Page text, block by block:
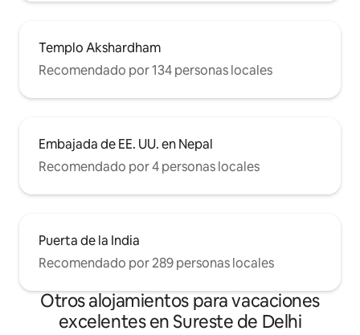
Templo Akshardham
Recomendado por 134 personas locales
Embajada de EE. UU. en Nepal
Recomendado por 4 personas locales
Puerta de la India
Recomendado por 289 personas locales
Otros alojamientos para vacaciones
excelentes en Sureste de Delhi